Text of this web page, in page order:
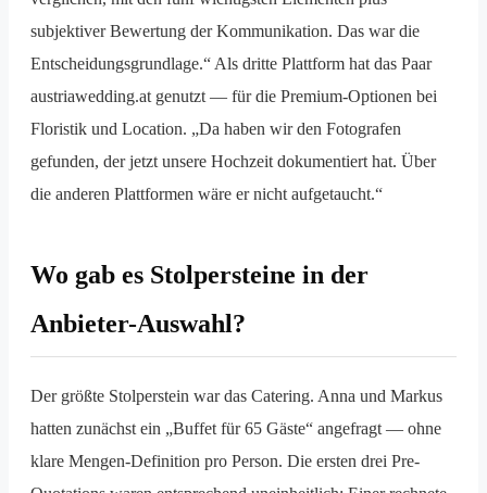
subjektiver Bewertung der Kommunikation. Das war die
Entscheidungsgrundlage.“ Als dritte Plattform hat das Paar
austriawedding.at genutzt — für die Premium-Optionen bei
Floristik und Location. „Da haben wir den Fotografen
gefunden, der jetzt unsere Hochzeit dokumentiert hat. Über
die anderen Plattformen wäre er nicht aufgetaucht.“
Wo gab es Stolpersteine in der
Anbieter-Auswahl?
Der größte Stolperstein war das Catering. Anna und Markus
hatten zunächst ein „Buffet für 65 Gäste“ angefragt — ohne
klare Mengen-Definition pro Person. Die ersten drei Pre-